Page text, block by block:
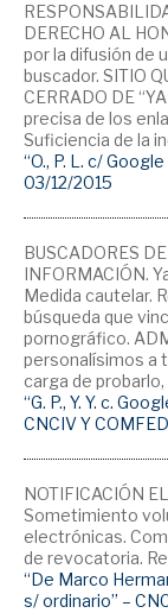
DERECHO AL
por la difusión de
buscador. SITIO
CERRADO DE
precisa de los
Suficiencia de la
“O., P. L. c/
03/12/2015
BUSCADORES
INFORMACIÓN.
Medida cautelar.
búsqueda que
pornográfico.
personalísimos a
carga de probarlo,
“G. P., Y. Y. c.
CNCIV Y
NOTIFICACIÓN
Sometimiento
electrónicas.
de revocatoria.
“De Marco
s/ ordinario” –